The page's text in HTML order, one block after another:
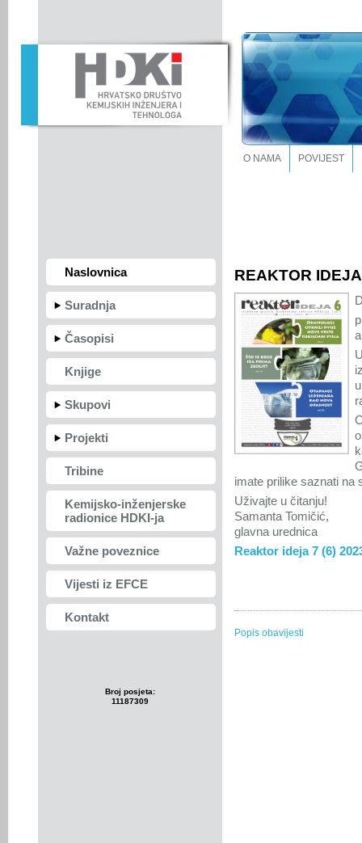
O NAMA POVIJEST
Naslovnica
Suradnja
Časopisi
Knjige
Skupovi
Projekti
Tribine
Kemijsko-inženjerske
radionice HDKI-ja
Važne poveznice
Vijesti iz EFCE
Kontakt
Broj posjeta:
11187309
REAKTOR
imate prilike saznati na
Uživajte u čitanju!
Samanta Tomičić,
glavna urednica
Reaktor ideja 7 (6)
Popis obavijesti